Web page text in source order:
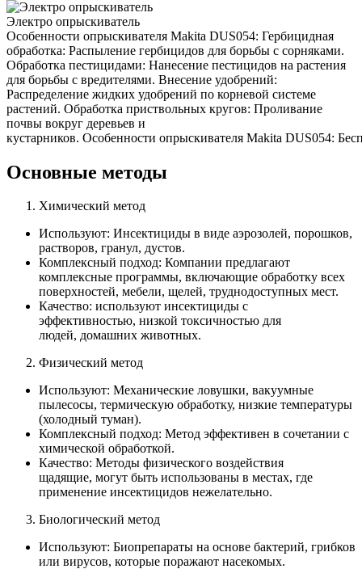
Электро опрыскиватель
Особенности опрыскивателя Makita DUS054: Гербицидная
обработка: Распыление гербицидов для борьбы с сорняками.
Обработка пестицидами: Нанесение пестицидов на растения
для борьбы с вредителями. Внесение удобрений:
Распределение жидких удобрений по корневой системе
растений. Обработка приствольных кругов: Проливание
почвы вокруг деревьев и
кустарников. Особенности опрыскивателя Makita DUS054:
Основные методы
Химический метод
Используют: Инсектициды в виде аэрозолей, порошков,
растворов, гранул, дустов.
Комплексный подход: Компании предлагают
комплексные программы, включающие обработку всех
поверхностей, мебели, щелей, труднодоступных мест.
Качество: используют инсектициды с
эффективностью, низкой токсичностью для
людей, домашних животных.
Физический метод
Используют: Механические ловушки, вакуумные
пылесосы, термическую обработку, низкие температуры
(холодный туман).
Комплексный подход: Метод эффективен в сочетании с
химической обработкой.
Качество: Методы физического воздействия
щадящие, могут быть использованы в местах, где
применение инсектицидов нежелательно.
Биологический метод
Используют: Биопрепараты на основе бактерий, грибков
или вирусов, которые поражают насекомых.